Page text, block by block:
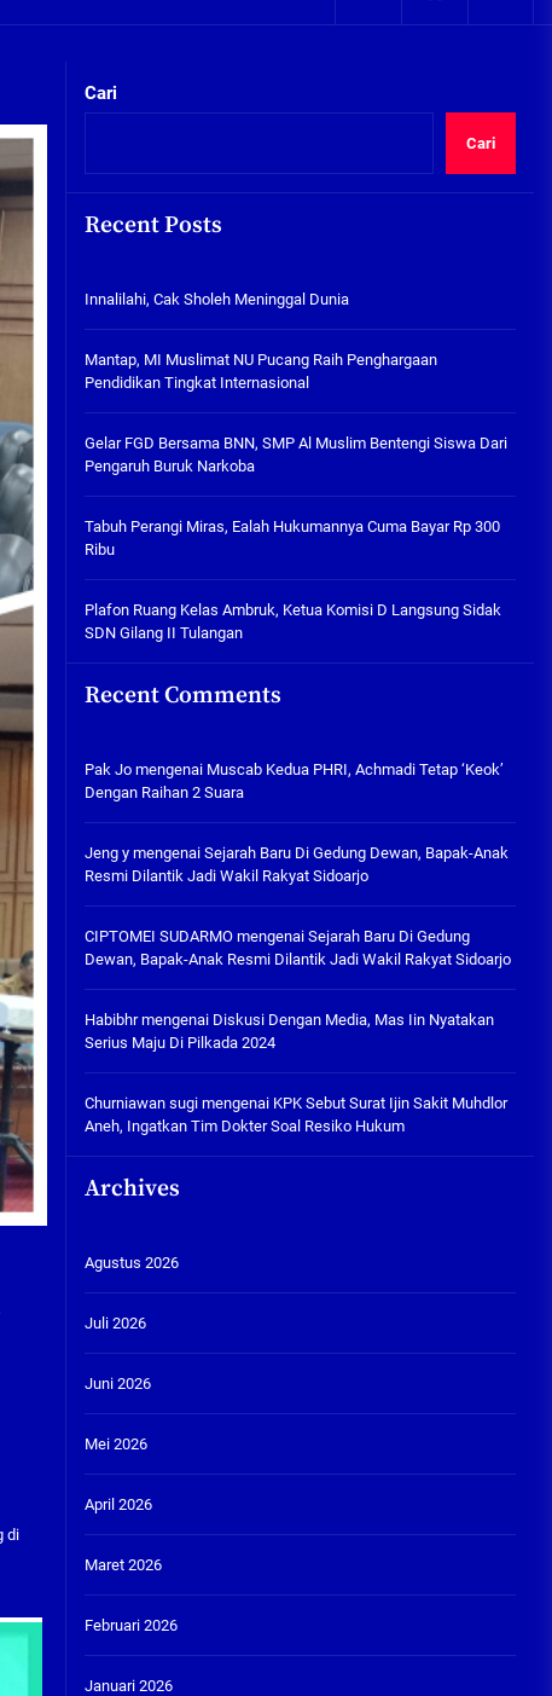
SDN Gilang II Tulangan
Mantap, MI Muslimat NU
Pucang Raih Penghargaan
Pendidikan Tingkat
Internasional
06/08/2026
Gelar FGD Bersama BNN, SMP Al
Muslim Bentengi Siswa Dari
05/08/2026
Hukumannya Cuma Bayar Rp
300 Ribu
Plafon Ruang Kelas Ambruk,
Ketua Komisi D Langsung Sidak
05/08/2026
Integritas
di
Cari
Cari
Recent Posts
Innalilahi, Cak Sholeh Meninggal Dunia
Mantap, MI Muslimat NU Pucang Raih Penghargaan
Pendidikan Tingkat Internasional
Gelar FGD Bersama BNN, SMP Al Muslim Bentengi Siswa Dari
Pengaruh Buruk Narkoba
Tabuh Perangi Miras, Ealah Hukumannya Cuma Bayar Rp 300
Ribu
Plafon Ruang Kelas Ambruk, Ketua Komisi D Langsung Sidak
SDN Gilang II Tulangan
Recent Comments
Pak Jomengenai Muscab Kedua PHRI, Achmadi Tetap ‘Keok’
Dengan Raihan 2 Suara
Jeng ymengenai Sejarah Baru Di Gedung Dewan, Bapak-Anak
Resmi Dilantik Jadi Wakil Rakyat Sidoarjo
CIPTOMEI SUDARMOmengenai Sejarah Baru Di Gedung
Dewan, Bapak-Anak Resmi Dilantik Jadi Wakil Rakyat Sidoarjo
Habibhrmengenai Diskusi Dengan Media, Mas Iin Nyatakan
Serius Maju Di Pilkada 2024
Churniawan sugimengenai KPK Sebut Surat Ijin Sakit Muhdlor
Aneh, Ingatkan Tim Dokter Soal Resiko Hukum
Archives
Agustus 2026
Juli 2026
Juni 2026
Mei 2026
April 2026
Maret 2026
Februari 2026
Januari 2026